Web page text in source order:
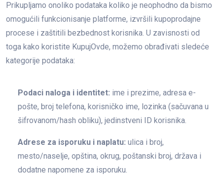
Prikupljamo onoliko podataka koliko je neophodno da bismo
omogućili funkcionisanje platforme, izvršili kupoprodajne
procese i zaštitili bezbednost korisnika. U zavisnosti od
toga kako koristite KupujOvde, možemo obrađivati sledeće
kategorije podataka:
Podaci naloga i identitet: ime i prezime, adresa e-
pošte, broj telefona, korisničko ime, lozinka (sačuvana u
šifrovanom/hash obliku), jedinstveni ID korisnika.
Adrese za isporuku i naplatu: ulica i broj,
mesto/naselje, opština, okrug, poštanski broj, država i
dodatne napomene za isporuku.